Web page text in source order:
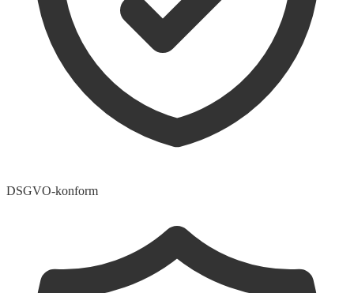
DSGVO-konform